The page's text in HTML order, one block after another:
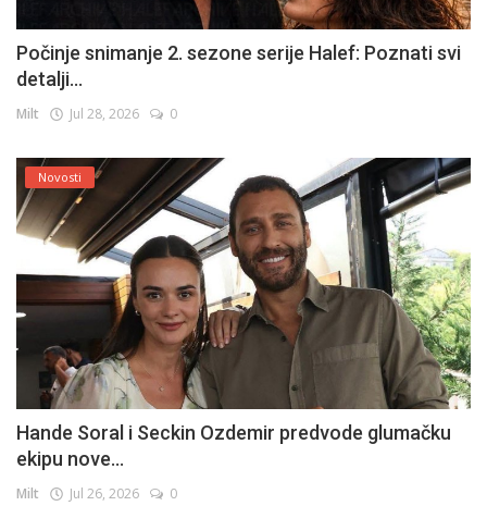
Počinje snimanje 2. sezone serije Halef: Poznati svi
detalji...
Milt Jul 28, 2026 0
Novosti
Hande Soral i Seckin Ozdemir predvode glumačku
ekipu nove...
Milt Jul 26, 2026 0